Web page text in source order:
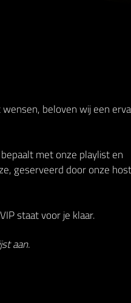
beloven wij een
met onze playlist en
geserveerd door onze
staat voor je klaar.
aan.